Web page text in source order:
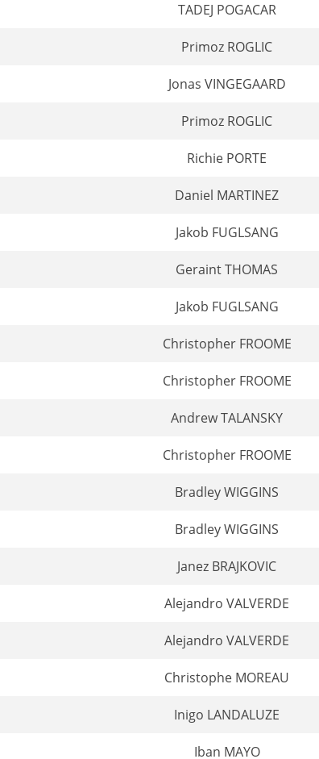
TADEJ POGACAR
Primoz ROGLIC
Jonas VINGEGAARD
Primoz ROGLIC
Richie PORTE
Daniel MARTINEZ
Jakob FUGLSANG
Geraint THOMAS
Jakob FUGLSANG
Christopher FROOME
Christopher FROOME
Andrew TALANSKY
Christopher FROOME
Bradley WIGGINS
Bradley WIGGINS
Janez BRAJKOVIC
Alejandro VALVERDE
Alejandro VALVERDE
Christophe MOREAU
Inigo LANDALUZE
Iban MAYO